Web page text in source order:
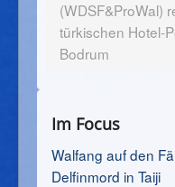
(WDSF&ProWal)
türkischen Hotel-
Bodrum
Im Focus
Walfang auf den
Delfinmord in Taiji